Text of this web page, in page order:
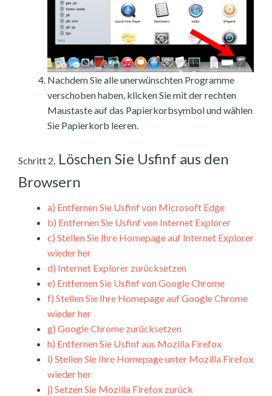
Nachdem Sie alle unerwünschten Programme
verschoben haben, klicken Sie mit der rechten
Maustaste auf das Papierkorbsymbol und wählen
Sie Papierkorb leeren.
Schritt 2. Löschen Sie Usfinf aus den
Browsern
a) Entfernen Sie Usfinf von Microsoft Edge
b) Entfernen Sie Usfinf von Internet Explorer
c) Stellen Sie Ihre Homepage auf Internet Explorer
wieder her
d) Internet Explorer zurücksetzen
e) Entfernen Sie Usfinf von Google Chrome
f) Stellen Sie Ihre Homepage auf Google Chrome
wieder her
g) Google Chrome zurücksetzen
h) Entfernen Sie Usfinf aus Mozilla Firefox
i) Stellen Sie Ihre Homepage unter Mozilla Firefox
wieder her
j) Setzen Sie Mozilla Firefox zurück